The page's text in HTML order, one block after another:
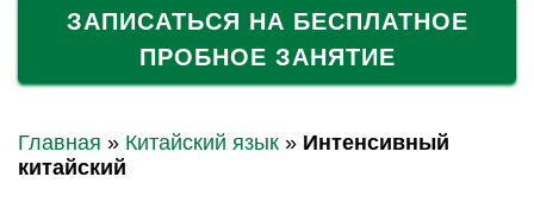
ЗАПИСАТЬСЯ НА БЕСПЛАТНОЕ
ПРОБНОЕ ЗАНЯТИЕ
Главная » Китайский язык » Интенсивный
китайский